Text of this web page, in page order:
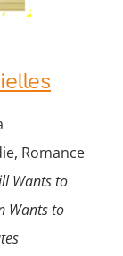
Romance
Wants to
Wants to